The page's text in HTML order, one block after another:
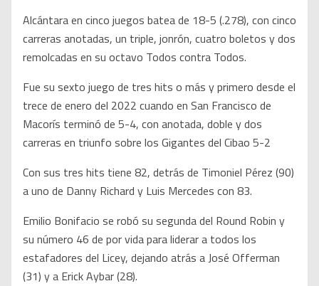
Alcántara en cinco juegos batea de 18-5 (.278), con cinco
carreras anotadas, un triple, jonrón, cuatro boletos y dos
remolcadas en su octavo Todos contra Todos.
Fue su sexto juego de tres hits o más y primero desde el
trece de enero del 2022 cuando en San Francisco de
Macorís terminó de 5-4, con anotada, doble y dos
carreras en triunfo sobre los Gigantes del Cibao 5-2
Con sus tres hits tiene 82, detrás de Timoniel Pérez (90)
a uno de Danny Richard y Luis Mercedes con 83.
Emilio Bonifacio se robó su segunda del Round Robin y
su número 46 de por vida para liderar a todos los
estafadores del Licey, dejando atrás a José Offerman
(31) y a Erick Aybar (28).